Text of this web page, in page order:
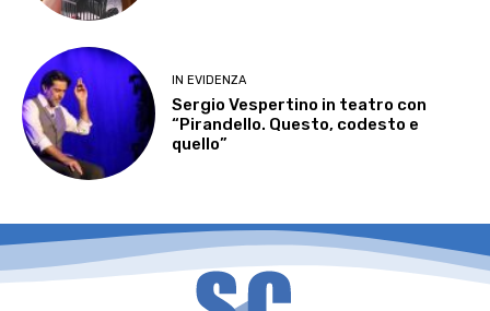
IN EVIDENZA
Sergio Vespertino in teatro con
“Pirandello. Questo, codesto e
quello”